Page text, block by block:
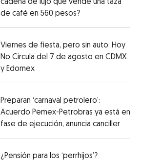
cadena de lujo que vende una taza
de café en 560 pesos?
Viernes de fiesta, pero sin auto: Hoy
No Circula del 7 de agosto en CDMX
y Edomex
Preparan ‘carnaval petrolero’:
Acuerdo Pemex-Petrobras ya está en
fase de ejecución, anuncia canciller
¿Pensión para los ‘perrhijos’?